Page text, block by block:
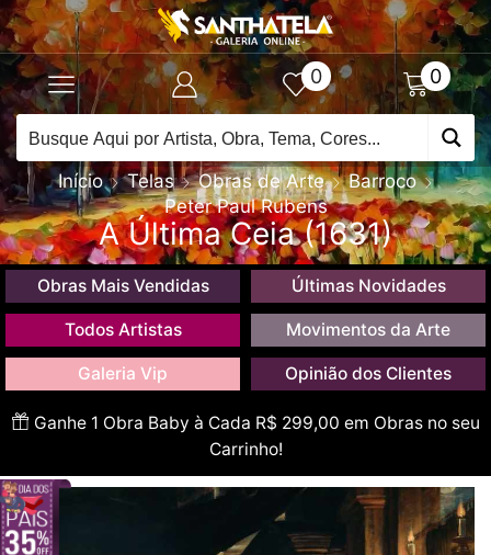
0 0
Início Telas Obras de Arte
Barroco
Peter Paul Rubens
A Última Ceia (1631)
Obras Mais Vendidas Últimas Novidades
Todos Artistas Movimentos da Arte
Galeria Vip Opinião dos Clientes
Ganhe 1 Obra Baby à Cada R$ 299,00 em Obras no seu
Carrinho!